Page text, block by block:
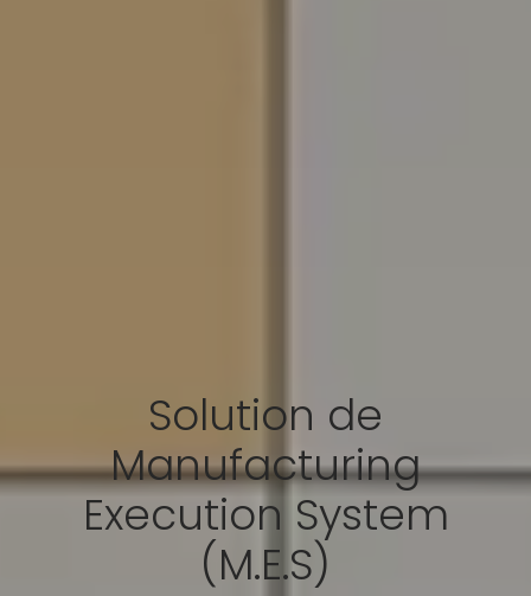
Solution de
Manufacturing
Execution System
(M.E.S)